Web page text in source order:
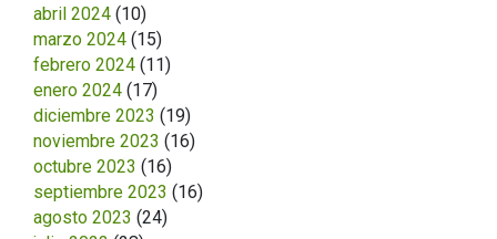
abril 2024 (10)
marzo 2024 (15)
febrero 2024 (11)
enero 2024 (17)
diciembre 2023 (19)
noviembre 2023 (16)
octubre 2023 (16)
septiembre 2023 (16)
agosto 2023 (24)